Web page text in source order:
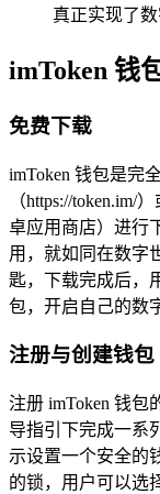
真正实现了数
imToken 钱
免费下载
imToken 钱包是完
（https://token.im/
卓应用商店）进行
用，就如同在数字
匙，下载完成后，
包，开启自己的数
注册与创建钱包
注册 imToken 钱包
导指引下完成一系
示设置一个安全的
的锁，用户可以选